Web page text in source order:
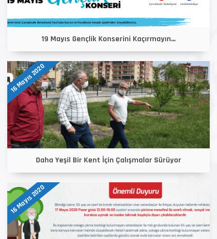
19 Mayıs Gençlik Konserini Kaçırmayın…
16 Mayıs 2020
Daha Yeşil Bir Kent İçin Çalışmalar Sürüyor
16 Mayıs 2020